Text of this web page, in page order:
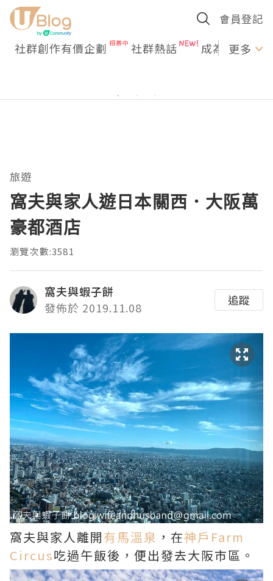
會員登記
社群創作有價企劃 社群熱話 成為U更多
旅遊
窩夫與家人遊日本關西．大阪萬
豪都酒店
瀏覽次數:3581
窩夫與蝦子餅
發佈於 2019.11.08
追蹤
窩夫與家人離開有馬溫泉 ，在神戶Farm
Circus吃過午飯後，便出發去大阪市區。